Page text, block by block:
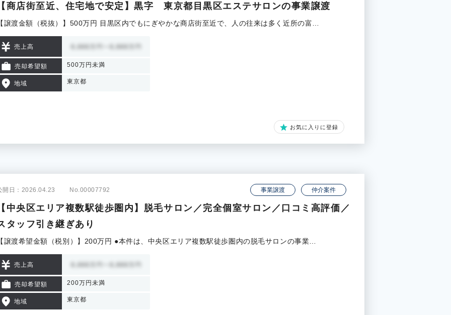
商店街至近、住宅地で安定】黒字 東京都目黒区エステサロンの事業譲渡
譲渡金額（税抜）】500万円 目黒区内でもにぎやかな商店街至近で、人の往来は多く近所の富…
売上高
売却希望額 500万円未満
地域 東京都
お気に入りに登録
開日：2026.04.23 No.00007792 事業譲渡 仲介案件
中央区エリア複数駅徒歩圏内】脱毛サロン／完全個室サロン／口コミ高評価／
タッフ引き継ぎあり
譲渡希望金額（税別）】200万円 ●本件は、中央区エリア複数駅徒歩圏内の脱毛サロンの事業…
売上高
売却希望額 200万円未満
地域 東京都